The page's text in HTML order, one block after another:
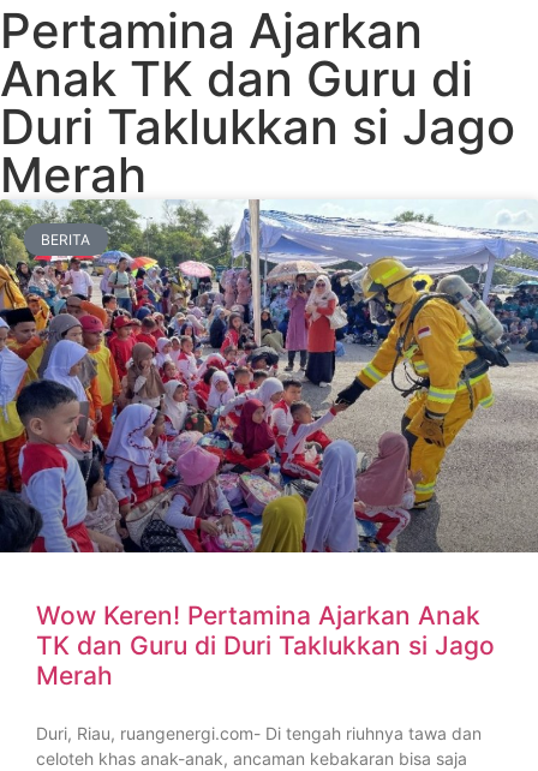
Pertamina Ajarkan
Anak TK dan Guru di
Duri Taklukkan si Jago
Merah
BERITA
Wow Keren! Pertamina Ajarkan Anak
TK dan Guru di Duri Taklukkan si Jago
Merah
Duri, Riau, ruangenergi.com- Di tengah riuhnya tawa dan
celoteh khas anak-anak, ancaman kebakaran bisa saja